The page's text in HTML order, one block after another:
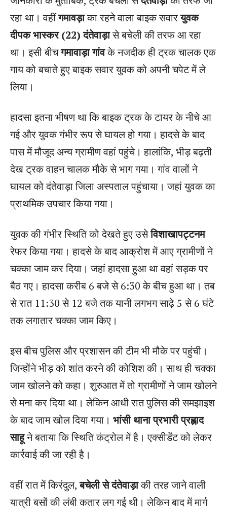
रहा था। वहींगमावड़ाका रहने वाला बाइक सवारयुवक
दीपक भास्कर (22) दंतेवाड़ासे बचेली की तरफ आ रहा
था। इसी बीचगमावाड़ा गांवके नजदीक ही ट्रक चालक एक
गाय को बचाते हुए बाइक सवार युवक को अपनी चपेट में ले
लिया।
हादसा इतना भीषण था कि बाइक ट्रक के टायर के नीचे आ
गई और युवक गंभीर रूप से घायल हो गया। हादसे के बाद
पास में मौजूद अन्य ग्रामीण वहां पहुंचे। हालांकि, भीड़ बढ़ती
देख ट्रक वाहन चालक मौके से भाग गया। गांव वालों ने
घायल को दंतेवाड़ा जिला अस्पताल पहुंचाया। जहां युवक का
प्राथमिक उपचार किया गया।
युवक की गंभीर स्थिति को देखते हुए उसेविशाखापट्टनम
रेफर किया गया। हादसे के बाद आक्रोश में आए ग्रामीणों ने
चक्का जाम कर दिया। जहां हादसा हुआ था वहां सड़क पर
बैठ गए। हादसा करीब 6 बजे से 6:30 के बीच हुआ था। तब
से रात 11:30 से 12 बजे तक यानी लगभग साढ़े 5 से 6 घंटे
तक लगातार चक्का जाम किए।
इस बीच पुलिस और प्रशासन की टीम भी मौके पर पहुंची।
जिन्होंने भीड़ को शांत करने की कोशिश की। साथ ही चक्का
जाम खोलने को कहा। शुरुआत में तो ग्रामीणों ने जाम खोलने
से मना कर दिया था। लेकिन आधी रात पुलिस की समझाइश
के बाद जाम खोल दिया गया। भांसी थाना प्रभारी प्रह्लाद
साहूने बताया कि स्थिति कंट्रोल में है। एक्सीडेंट को लेकर
कार्रवाई की जा रही है।
वहीं रात में किरंदुल,बचेली से दंतेवाड़ाकी तरह जाने वाली
यात्री बसों की लंबी कतार लग गई थी। लेकिन बाद में मार्ग